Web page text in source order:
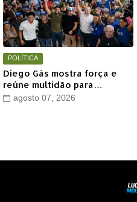
POLÍTICA
Diego Gás mostra força e
reúne multidão para
Othelino Neto e Marcos
agosto 07, 2026